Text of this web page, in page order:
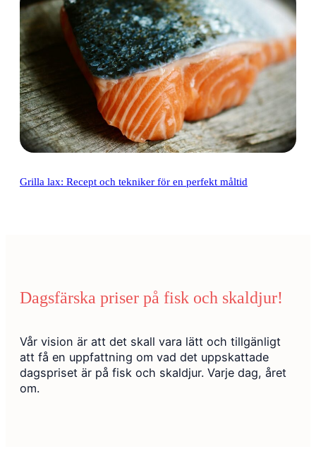
Grilla lax: Recept och tekniker för en perfekt måltid
Dagsfärska priser på fisk och skaldjur!
Vår vision är att det skall vara lätt och tillgänligt
att få en uppfattning om vad det uppskattade
dagspriset är på fisk och skaldjur. Varje dag, året
om.